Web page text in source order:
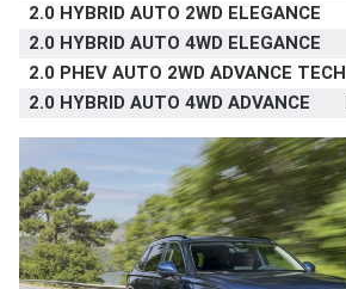
ΑΝΑΖΗΤΗΣΗ
Μεταχειρισμένα
ΑΝΑΖΗΤΗΣΗ
2.0 HYBRID AUTO 2WD ELEGANCE
2.0 HYBRID AUTO 4WD ELEGANCE
2.0 PHEV AUTO 2WD ADVANCE TECH
2.0 HYBRID AUTO 4WD ADVANCE